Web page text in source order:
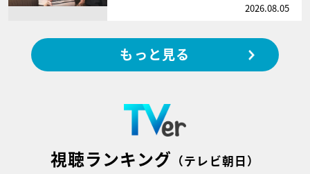
2026.08.05
もっと見る
視聴ランキング （テレビ朝日）